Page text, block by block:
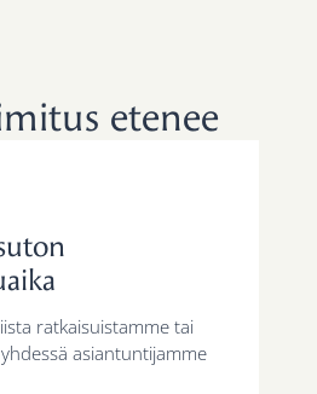
etenee
ratkaisuistamme tai
asiantuntijamme